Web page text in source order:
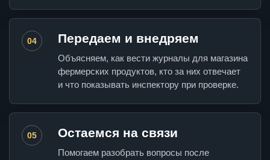
04 Передаем и внедряем
Объясняем, как вести журналы для магазина
фермерских продуктов, кто за них отвечает
и что показывать инспектору при проверке.
05 Остаемся на связи
Помогаем разобрать вопросы после